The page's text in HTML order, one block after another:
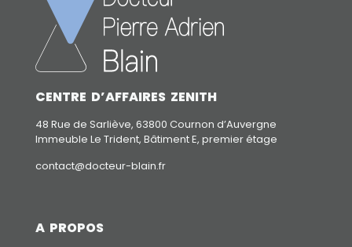
CENTRE D’AFFAIRES ZENITH
48 Rue de Sarliève, 63800 Cournon d’Auvergne
Immeuble Le Trident, Bâtiment E, premier étage
contact@docteur-blain.fr
A PROPOS